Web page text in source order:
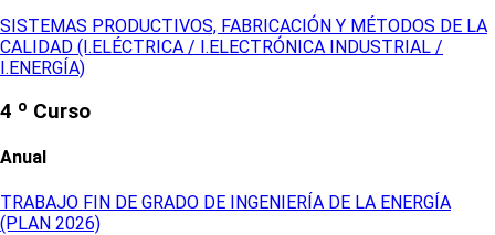
SISTEMAS PRODUCTIVOS, FABRICACIÓN Y MÉTODOS DE LA
CALIDAD (I.ELÉCTRICA / I.ELECTRÓNICA INDUSTRIAL /
I.ENERGÍA)
4 º Curso
Anual
TRABAJO FIN DE GRADO DE INGENIERÍA DE LA ENERGÍA
(PLAN 2026)